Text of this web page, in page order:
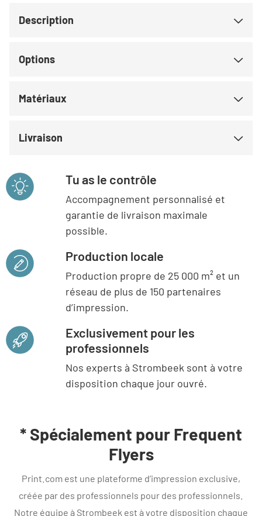
Description
Options
Matériaux
Livraison
Tu as le contrôle
Accompagnement personnalisé et
garantie de livraison maximale
possible.
Production locale
Production propre de 25 000 m² et un
réseau de plus de 150 partenaires
d’impression.
Exclusivement pour les
professionnels
Nos experts à Strombeek sont à votre
disposition chaque jour ouvré.
* Spécialement pour Frequent
Flyers
Print.com est une plateforme d’impression exclusive,
créée par des professionnels pour des professionnels.
Notre équipe à Strombeek est à votre disposition chaque